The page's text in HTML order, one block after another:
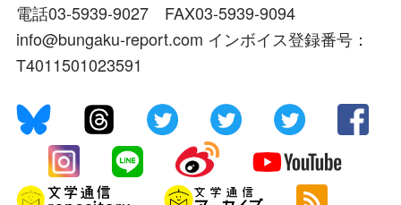
電話03-5939-9027 FAX03-5939-9094
info@bungaku-report.com インボイス登録番号：
T4011501023591